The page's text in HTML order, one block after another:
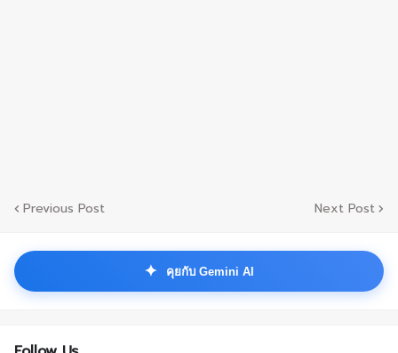
Previous Post Next Post
✦ คุยกับ Gemini AI